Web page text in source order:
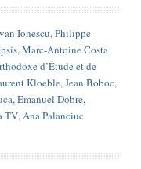
Ionescu,Philippe
,Marc-Antoine Costa
d’Étude et de
Kloeble,Jean Boboc,
,Emanuel Dobre,
TV,Ana Palanciuc